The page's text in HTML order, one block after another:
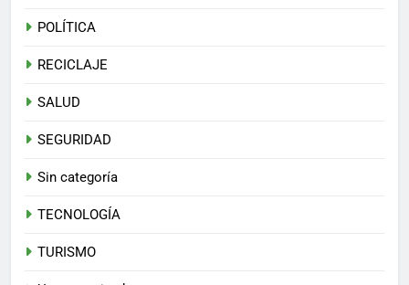
POLÍTICA
RECICLAJE
SALUD
SEGURIDAD
Sin categoría
TECNOLOGÍA
TURISMO